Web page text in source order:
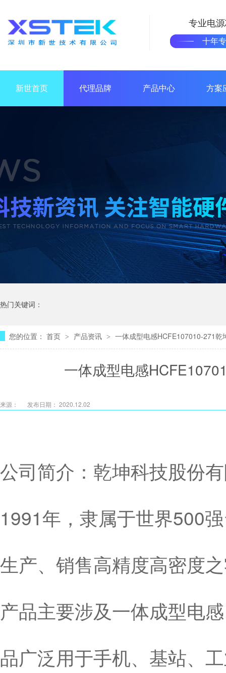
专业电
十年
新世首页 代理品牌 产品中心 方案
热门关键词：
您的位置： 首页 > 产品资讯 > 一体成型电感HCFE107010-271
一体成型电感
来源： 发布日期： 2020.12.02
公司简介：乾坤科技股份
1991年，隶属于世界500
生产、销售高精度高密度
产品主要涉及一体成型电
品广泛用于手机、基站、